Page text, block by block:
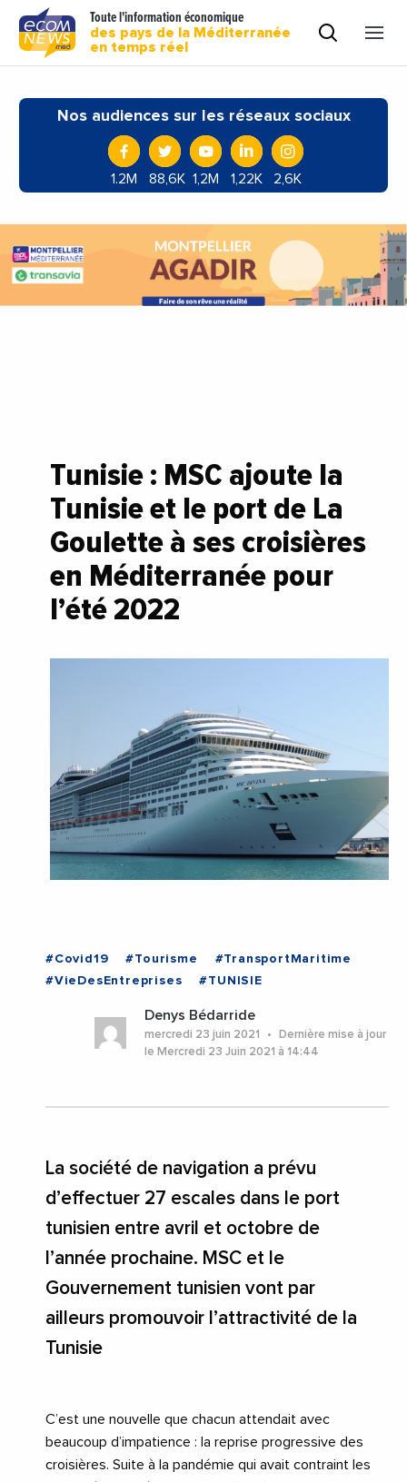
Toute l'information économique
des pays de la Méditerranée
en temps réel
Nos audiences sur les réseaux sociaux
1.2M 88,6K 1,2M 1,22K 2,6K
Tunisie : MSC ajoute la
Tunisie et le port de La
Goulette à ses croisières
en Méditerranée pour
l’été 2022
#Covid19 #Tourisme
#TransportMaritime
#VieDesEntreprises
#TUNISIE
Denys Bédarride
mercredi 23 juin 2021
Dernière mise à jour
le Mercredi 23 Juin 2021 à 14:44
La société de navigation a prévu
d’effectuer 27 escales dans le port
tunisien entre avril et octobre de
l’année prochaine. MSC et le
Gouvernement tunisien vont par
ailleurs promouvoir l’attractivité de la
Tunisie
C’est une nouvelle que chacun attendait avec
beaucoup d’impatience : la reprise progressive des
croisières. Suite à la pandémie qui avait contraint les